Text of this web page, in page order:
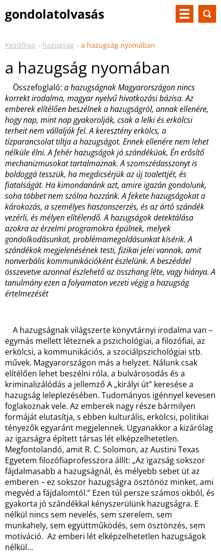
gondolatolvasás
Kezdőlap hazugság a hazugság nyomában
a hazugság nyomában
Összefoglaló: a hazugságnak Magyarországon nincs
korrekt irodalma, magyar nyelvű hivatkozási bázisa. Az
emberek elítélően beszélnek a hazugságról, annak ellenére,
hogy nap, mint nap gyakorolják, csak a lelki és erkölcsi
terheit nem vállalják fel. A keresztény erkölcs, a
tízparancsolat tiltja a hazugságot. Ennek ellenére nem lehet
nélküle élni. A fehér hazugságok jó szándékúak, Én erősítő
mechanizmusokat tartalmaznak. A szomszédasszonyt is
boldoggá tesszük, ha megdicsérjük az új toalettjét, és
fiatalságát. Ha kimondanánk azt, amire igazán gondolunk,
soha többet nem szólna hozzánk. A fekete hazugságokat a
károkozás, a személyes haszonszerzés, és az ártó szándék
vezérli, és mélyen elítélendő. A hazugságok detektálása
azokra az érzelmi programokra épülnek, melyek
gondolkodásunkat, problémamegoldásunkat kísérik. A
szándékok megjelenésének testi, fizikai jelei vannak, amit
nonverbális kommunikációként észlelünk. A beszéddel
összevetve azonnal észlehető az összhang léte, vagy hiánya. A
tanulmány ezen a folyamaton vezeti végig a hazugság
értelmezését
A hazugságnak világszerte könyvtárnyi irodalma van –
egymás mellett léteznek a pszichológiai, a filozófiai, az
erkölcsi, a kommunikációs, a szociálpszichológiai stb.
művek. Magyarországon más a helyzet. Nálunk csak
elítélően lehet beszélni róla, a bulvárosodás és a
kriminalizálódás a jellemző A „királyi út” keresése a
hazugság leleplezésében. Tudományos igénnyel kevesen
foglakoznak vele. Az emberek nagy része bármilyen
formáját elutasítja, s ebben kulturális, erkölcsi, politikai
tényezők egyaránt megjelennek. Ugyanakkor a kizárólag
az igazságra épített társas lét elképzelhetetlen.
Megfontolandó, amit R. C. Solomon, az Austini Texas
Egyetem filozófiaprofesszora állít: „Az igazság sokszor
fájdalmasabb a hazugságnál, és mélyebb sebet üt az
emberen – ez sokszor hazugságra ösztönöz minket, ami
megvéd a fájdalomtól.” Ezen túl persze számos okból, és
gyakorta jó szándékkal kényszerülünk hazugságra. E
nélkül nincs sem nevelés, sem szerelem, sem
munkahely, sem együttműködés, sem ösztönzés, sem
motiváció. Az emberi lét elképzelhetetlen hazugságok
nélkül…